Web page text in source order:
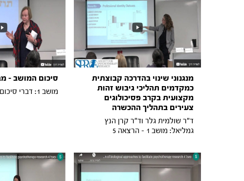
מנגנוני שינוי בהדרכה קבוצתית
כמקדמים תהליכי גיבוש זהות
מקצועית בקרב פסיכולוגים
צעירים בתהליך ההכשרה
ד"ר שולמית גלר וד"ר קרן הנץ
גמליאל: מושב 1 - הרצאה 5
סיכום המושב -
מושב 1: דברי סיכום